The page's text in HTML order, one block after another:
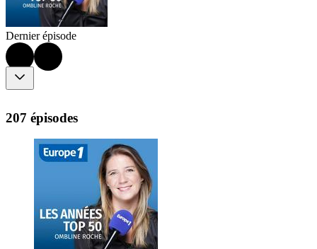
Dernier épisode
207 épisodes